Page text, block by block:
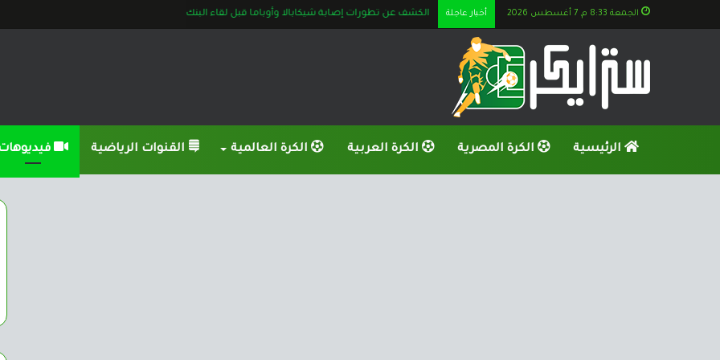
الجمعة 8:33 م, 7 أغسطس 2026 أخبار عاجلة الكشف عن تطورات إصابة شيكابالا وأوباما قبل لقاء البنك
الرئيسية الكرة المصرية الكرة العربية الكرة العالمية القنوات الرياضية